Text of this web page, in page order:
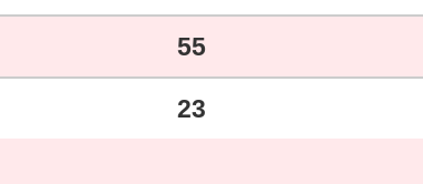
55
23